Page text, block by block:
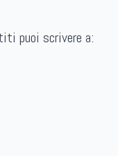
puoi scrivere a: